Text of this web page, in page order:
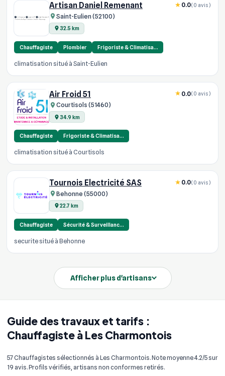
Guide des travaux et tarifs :
Chauffagiste à Les Charmontois
57 Chauffagistes sélectionnés à Les Charmontois. Note moyenne 4.2/5 sur
19 avis. Profils vérifiés, artisans non conformes retirés.
Artisan Daniel Remenant
Saint-Eulien (52100)
32.5 km
0.0(0 avis)
Chauffagiste Plombier Frigoriste & Climatisa…
climatisation situé à Saint-Eulien
Air Froid 51
Courtisols (51460)
34.9 km
0.0(0 avis)
Chauffagiste Frigoriste & Climatisa…
climatisation situé à Courtisols
Tournois Electricité SAS
Behonne (55000)
22.7 km
0.0(0 avis)
Chauffagiste Sécurité & Surveillanc…
securite situé à Behonne
Afficher plus d'artisans